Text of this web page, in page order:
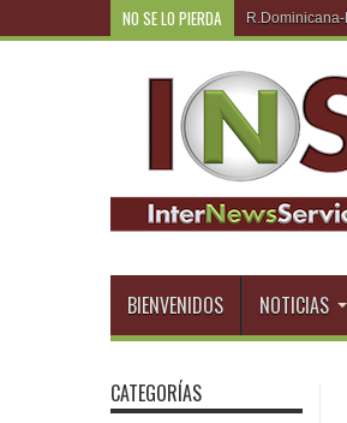
NO SE LO PIERDA P.
BIENVENIDOS NOTICIAS
CATEGORÍAS